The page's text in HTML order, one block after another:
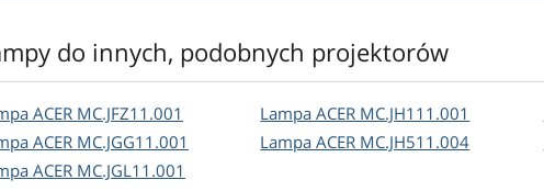
do innych, podobnych projektorów
ACER MC.JFZ11.001
ACER MC.JGG11.001
ACER MC.JGL11.001
Lampa ACER MC.JH111.001
Lampa ACER MC.JH511.004